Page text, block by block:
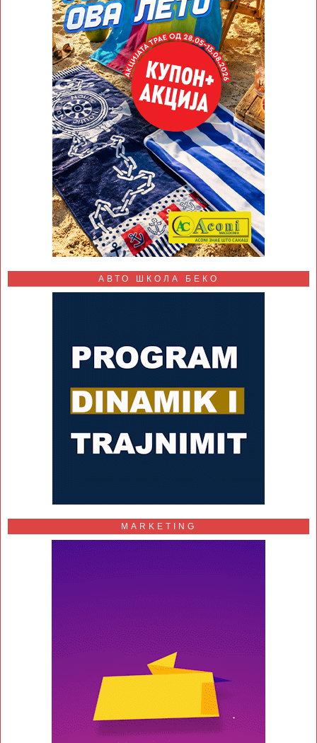
АВТО ШКОЛА БЕКО
MARKETING